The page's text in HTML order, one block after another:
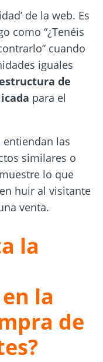
de la web. Es
como “¿Tenéis
cuando
iguales
de
para el
las
similares o
lo que
huir al visitante
venta.
la
la
de